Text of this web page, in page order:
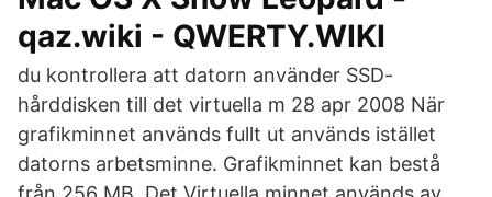
qaz.wiki - QWERTY.WIKI
du kontrollera att datorn använder SSD-
hårddisken till det virtuella m 28 apr 2008 När
grafikminnet används fullt ut används istället
datorns arbetsminne. Grafikminnet kan bestå